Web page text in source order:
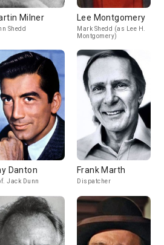
Milner
Shedd
Lee Montgomery
Mark Shedd (as Lee H.
Montgomery)
Danton
Jack Dunn
Frank Marth
Dispatcher